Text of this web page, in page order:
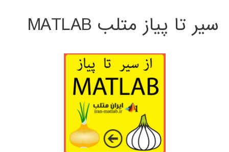
سیر تا پیاز متلب MATLAB